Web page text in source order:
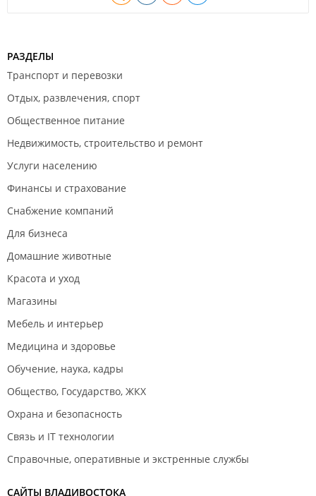
РАЗДЕЛЫ
Транспорт и перевозки
Отдых, развлечения, спорт
Общественное питание
Недвижимость, строительство и ремонт
Услуги населению
Финансы и страхование
Снабжение компаний
Для бизнеса
Домашние животные
Красота и уход
Магазины
Мебель и интерьер
Медицина и здоровье
Обучение, наука, кадры
Общество, Государство, ЖКХ
Охрана и безопасность
Связь и IT технологии
Справочные, оперативные и экстренные службы
САЙТЫ ВЛАДИВОСТОКА